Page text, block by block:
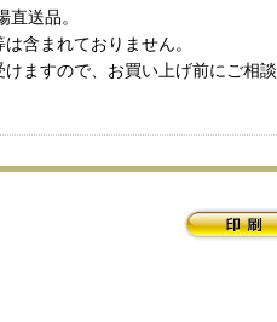
直送品。
含まれておりません。
ますので、お買い上げ前にご相談